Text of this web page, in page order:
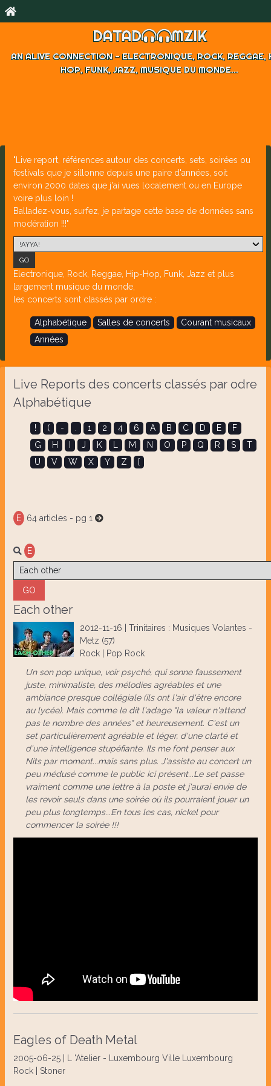
DATAD MZIK
AN ALIVE CONNECTION - ELECTRONIQUE, ROCK, REGGAE,
HOP, FUNK, JAZZ, MUSIQUE DU MONDE...
"Live report, références autour des concerts, sets, soirées ou
festivals que je sillonne depuis une paire d'années, soit
environ 2000 dates que j'ai vues localement ou en Europe
voire plus loin !
Balladez-vous, surfez, je partage cette base de données sans
modération !!!"
Electronique, Rock, Reggae, Hip-Hop, Funk, Jazz et plus
largement musique du monde,
les concerts sont classés par ordre :
Alphabétique Salles de concerts
Courant musicaux
Années
Live Reports des concerts classés par odre
Alphabétique
! ( - 1 2 4 6 A B C D E
F
G
H J K M N O P Q R S
T
U
V W X Y Z [
E 64 articles - pg 1
E
Each other
2012-11-16 | Trinitaires : Musiques Volantes -
Metz (57)
Rock | Pop Rock
Un son pop unique, voir psyché, qui sonne faussement
juste, minimaliste, des mélodies agréables et une
ambiance presque collégiale (ils ont l'air d'être encore
au lycée). Mais comme le dit l'adage "la valeur n'attend
pas le nombre des années" et heureusement. C'est un
set particulièrement agréable et léger, d'une clarté et
d'une intelligence stupéfiante. Ils me font penser aux
Nits par moment...mais sans plus. J'assiste au concert un
peu médusé comme le public ici présent...Le set passe
vraiment comme une lettre à la poste et j'aurai envie de
les revoir seuls dans une soirée où ils pourraient jouer un
peu plus longtemps...En tous les cas, nickel pour
commencer la soirée !!!
Eagles of Death Metal
2005-06-25 | L 'Atelier - Luxembourg Ville Luxembourg
Rock | Stoner